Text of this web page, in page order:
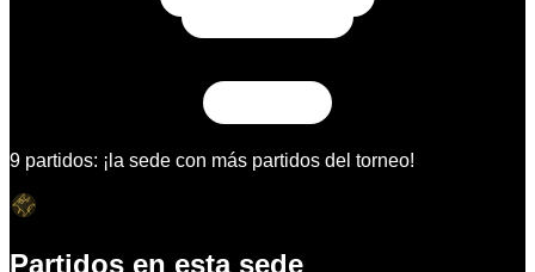
9 partidos: ¡la sede con más partidos del torneo!
Partidos en esta sede